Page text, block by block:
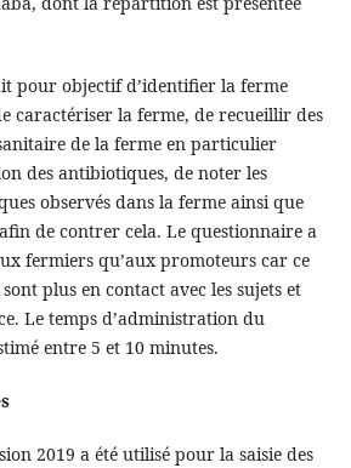
pour objectif d’identifier la ferme
caractériser la ferme, de recueillir des
de la ferme en particulier
des antibiotiques, de noter les
observés dans la ferme ainsi que
de contrer cela. Le questionnaire a
fermiers qu’aux promoteurs car ce
plus en contact avec les sujets et
Le temps d’administration du
entre 5 et 10 minutes.
2019 a été utilisé pour la saisie des